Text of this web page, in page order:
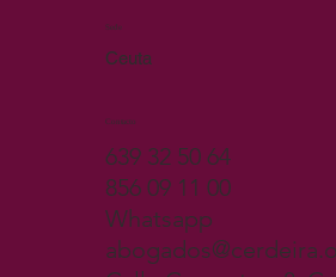
Sede
Ceuta
Contacto
639 32 50 64
856 09 11 00
Whatsapp